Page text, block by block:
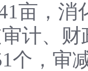
亩，
计、
个，审